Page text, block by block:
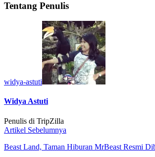
Tentang Penulis
widya-astuti
Widya Astuti
Penulis di TripZilla
Artikel Sebelumnya
Beast Land, Taman Hiburan MrBeast Resmi